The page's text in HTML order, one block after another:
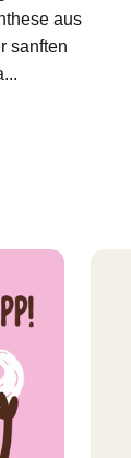
aus
sanften